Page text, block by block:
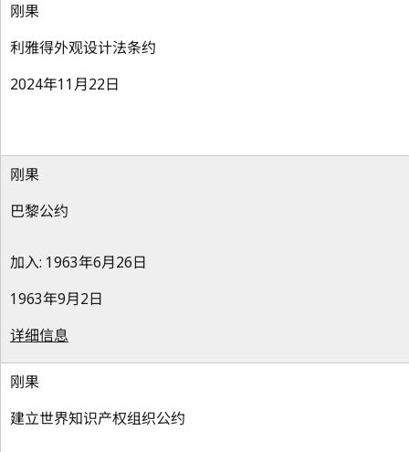
刚果
利雅得外观设计法条约
2024年11月22日
刚果
巴黎公约
加入: 1963年6月26日
1963年9月2日
详细信息
刚果
建立世界知识产权组织公约